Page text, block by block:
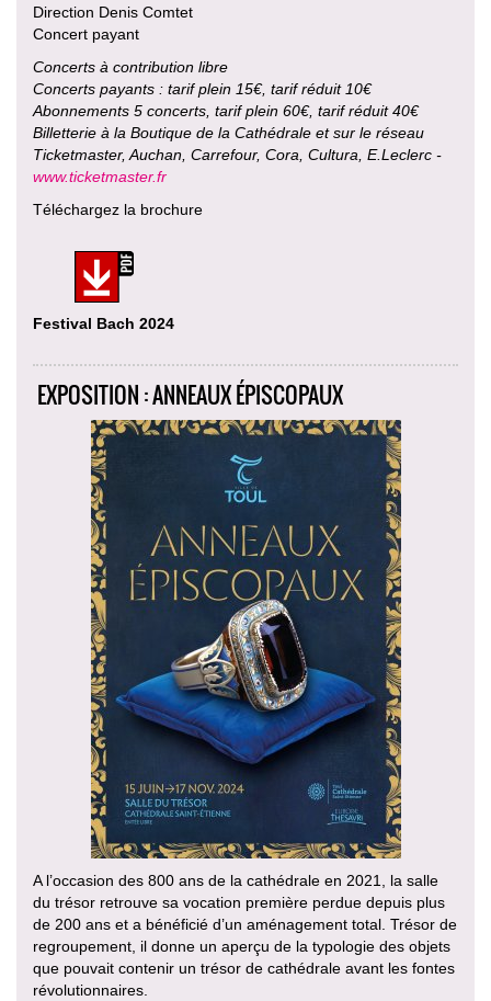
Direction Denis Comtet
Concert payant
Concerts à contribution libre
Concerts payants : tarif plein 15€, tarif réduit 10€
Abonnements 5 concerts, tarif plein 60€, tarif réduit 40€
Billetterie à la Boutique de la Cathédrale et sur le réseau
Ticketmaster, Auchan, Carrefour, Cora, Cultura, E.Leclerc -
www.ticketmaster.fr
Téléchargez la brochure
Festival Bach 2024
EXPOSITION : ANNEAUX ÉPISCOPAUX
A l’occasion des 800 ans de la cathédrale en 2021, la salle
du trésor retrouve sa vocation première perdue depuis plus
de 200 ans et a bénéficié d’un aménagement total. Trésor de
regroupement, il donne un aperçu de la typologie des objets
que pouvait contenir un trésor de cathédrale avant les fontes
révolutionnaires.